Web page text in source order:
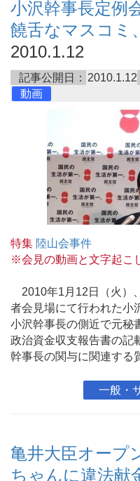
小沢幹事長定例
饒舌なマスコミ
2010.1.12
記事公開日： 2010.1.12
動画
特集 陸山会事件
※会見の動画と文字起こ
2010年1月12日（火）
者会見場にて行われた小
小沢幹事長の側近で元秘
政治資金収支報告書の記
幹事長の関与に関連す
一般・
亀井大臣オープ
ちゃんに違法